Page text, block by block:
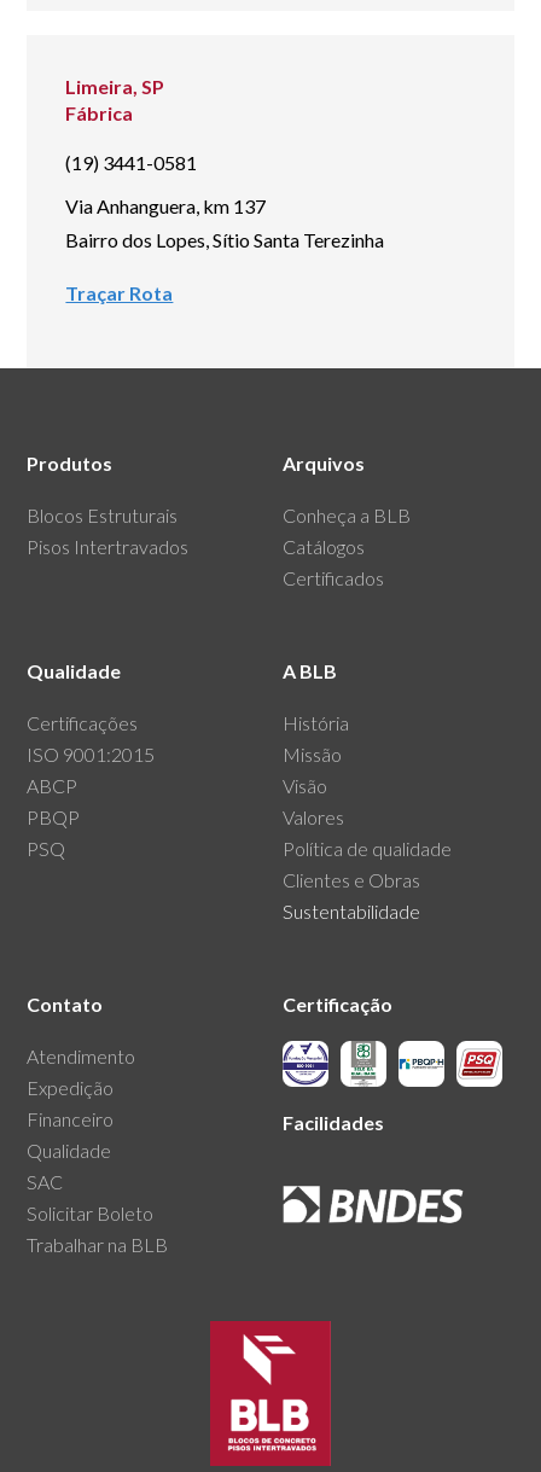
Limeira, SP
Fábrica
(19) 3441-0581
Via Anhanguera, km 137
Bairro dos Lopes, Sítio Santa Terezinha
Traçar Rota
Produtos
Blocos Estruturais
Pisos Intertravados
Arquivos
Conheça a BLB
Catálogos
Certificados
Qualidade
Certificações
ISO 9001:2015
ABCP
PBQP
PSQ
A BLB
História
Missão
Visão
Valores
Política de qualidade
Clientes e Obras
Sustentabilidade
Contato
Atendimento
Expedição
Financeiro
Qualidade
SAC
Solicitar Boleto
Trabalhar na BLB
Certificação
Facilidades